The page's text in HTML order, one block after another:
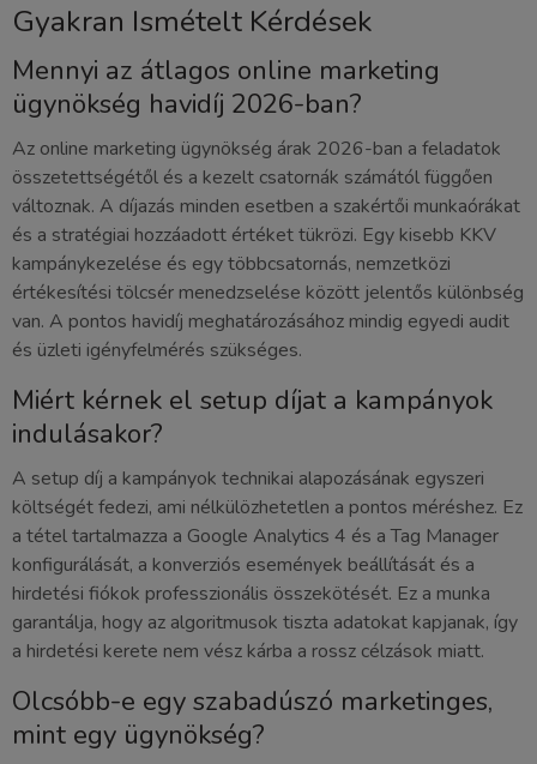
Gyakran Ismételt Kérdések
Mennyi az átlagos online marketing
ügynökség havidíj 2026-ban?
Az online marketing ügynökség árak 2026-ban a feladatok
összetettségétől és a kezelt csatornák számától függően
változnak. A díjazás minden esetben a szakértői munkaórákat
és a stratégiai hozzáadott értéket tükrözi. Egy kisebb KKV
kampánykezelése és egy többcsatornás, nemzetközi
értékesítési tölcsér menedzselése között jelentős különbség
van. A pontos havidíj meghatározásához mindig egyedi audit
és üzleti igényfelmérés szükséges.
Miért kérnek el setup díjat a kampányok
indulásakor?
A setup díj a kampányok technikai alapozásának egyszeri
költségét fedezi, ami nélkülözhetetlen a pontos méréshez. Ez
a tétel tartalmazza a Google Analytics 4 és a Tag Manager
konfigurálását, a konverziós események beállítását és a
hirdetési fiókok professzionális összekötését. Ez a munka
garantálja, hogy az algoritmusok tiszta adatokat kapjanak, így
a hirdetési kerete nem vész kárba a rossz célzások miatt.
Olcsóbb-e egy szabadúszó marketinges,
mint egy ügynökség?